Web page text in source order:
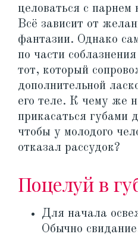
целоваться с парнем
Всё зависит от
фантазии. Однако
по части
тот, который
дополнительной
его теле. К чему же
прикасаться губами
чтобы у молодого
отказал рассудок?
Поцелуй в
Для начала
Обычно